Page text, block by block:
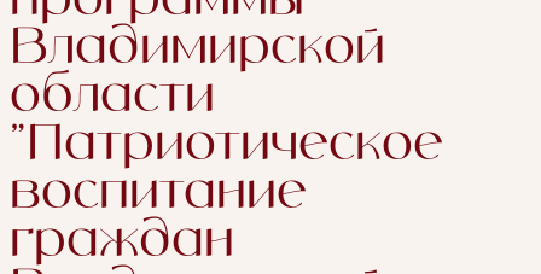
Владимирской
области
"Патриотическое
воспитание
граждан